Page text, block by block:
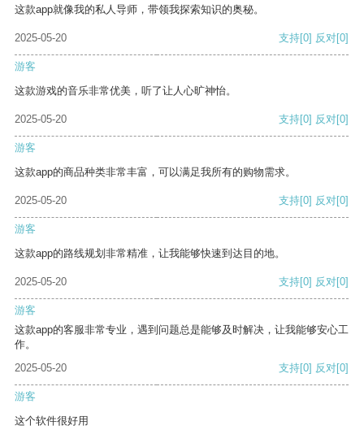
这款app就像我的私人导师，带领我探索知识的奥秘。
2025-05-20 支持[0] 反对[0]
游客
这款游戏的音乐非常优美，听了让人心旷神怡。
2025-05-20 支持[0] 反对[0]
游客
这款app的商品种类非常丰富，可以满足我所有的购物需求。
2025-05-20 支持[0] 反对[0]
游客
这款app的路线规划非常精准，让我能够快速到达目的地。
2025-05-20 支持[0] 反对[0]
游客
这款app的客服非常专业，遇到问题总是能够及时解决，让我能够安心工
作。
2025-05-20
支持[0] 反对[0]
游客
这个软件很好用